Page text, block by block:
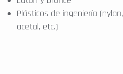
Plásticos de ingeniería (nylon,
acetal, etc.)